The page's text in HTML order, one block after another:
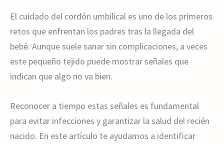
El cuidado del cordón umbilical es uno de los primeros
retos que enfrentan los padres tras la llegada del
bebé. Aunque suele sanar sin complicaciones, a veces
este pequeño tejido puede mostrar señales que
indican que algo no va bien.
Reconocer a tiempo estas señales es fundamental
para evitar infecciones y garantizar la salud del recién
nacido. En este artículo te ayudamos a identificar